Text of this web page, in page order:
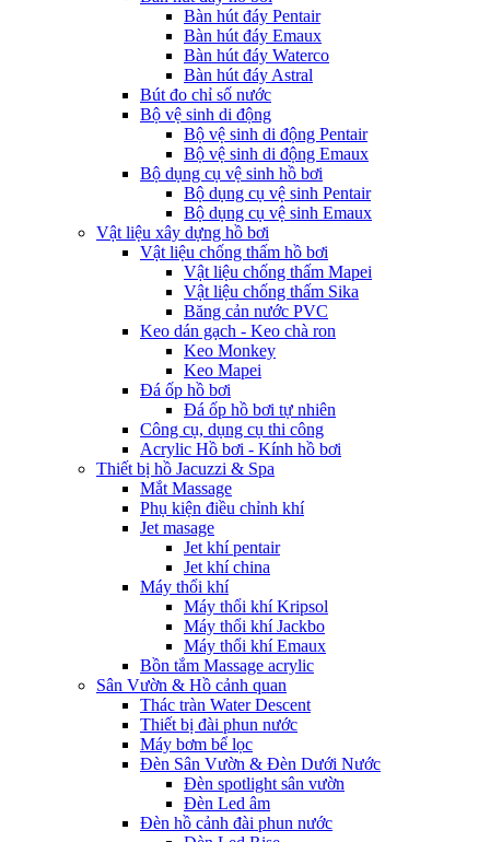
Bàn hút đáy Pentair
Bàn hút đáy Emaux
Bàn hút đáy Waterco
Bàn hút đáy Astral
Bút đo chỉ số nước
Bộ vệ sinh di động
Bộ vệ sinh di động Pentair
Bộ vệ sinh di động Emaux
Bộ dụng cụ vệ sinh hồ bơi
Bộ dụng cụ vệ sinh Pentair
Bộ dụng cụ vệ sinh Emaux
Vật liệu xây dựng hồ bơi
Vật liệu chống thấm hồ bơi
Vật liệu chống thấm Mapei
Vật liệu chống thấm Sika
Băng cản nước PVC
Keo dán gạch - Keo chà ron
Keo Monkey
Keo Mapei
Đá ốp hồ bơi
Đá ốp hồ bơi tự nhiên
Công cụ, dụng cụ thi công
Acrylic Hồ bơi - Kính hồ bơi
Thiết bị hồ Jacuzzi & Spa
Mắt Massage
Phụ kiện điều chỉnh khí
Jet masage
Jet khí pentair
Jet khí china
Máy thổi khí
Máy thổi khí Kripsol
Máy thổi khí Jackbo
Máy thổi khí Emaux
Bồn tắm Massage acrylic
Sân Vườn & Hồ cảnh quan
Thác tràn Water Descent
Thiết bị đài phun nước
Máy bơm bể lọc
Đèn Sân Vườn & Đèn Dưới Nước
Đèn spotlight sân vườn
Đèn Led âm
Đèn hồ cảnh đài phun nước